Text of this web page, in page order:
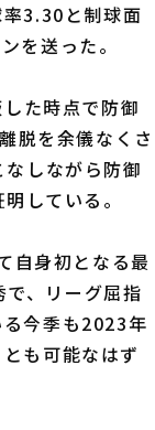
3.30と制球面
を送った。
た時点で防御
脱を余儀なくさ
しながら防御
している。
自身初となる最
、リーグ屈指
今季も2023年
も可能なはず